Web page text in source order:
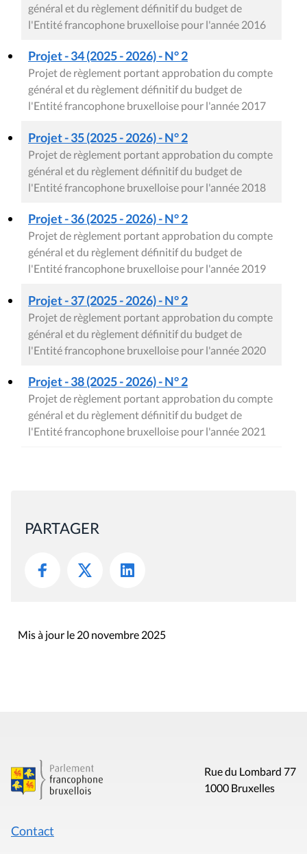
général et du règlement définitif du budget de
l'Entité francophone bruxelloise pour l'année 2016
Projet - 34 (2025 - 2026) - N° 2
Projet de règlement portant approbation du compte
général et du règlement définitif du budget de
l'Entité francophone bruxelloise pour l'année 2017
Projet - 35 (2025 - 2026) - N° 2
Projet de règlement portant approbation du compte
général et du règlement définitif du budget de
l'Entité francophone bruxelloise pour l'année 2018
Projet - 36 (2025 - 2026) - N° 2
Projet de règlement portant approbation du compte
général et du règlement définitif du budget de
l'Entité francophone bruxelloise pour l'année 2019
Projet - 37 (2025 - 2026) - N° 2
Projet de règlement portant approbation du compte
général et du règlement définitif du budget de
l'Entité francophone bruxelloise pour l'année 2020
Projet - 38 (2025 - 2026) - N° 2
Projet de règlement portant approbation du compte
général et du règlement définitif du budget de
l'Entité francophone bruxelloise pour l'année 2021
PARTAGER
Mis à jour le 20 novembre 2025
Rue du Lombard 77
1000 Bruxelles
Contact